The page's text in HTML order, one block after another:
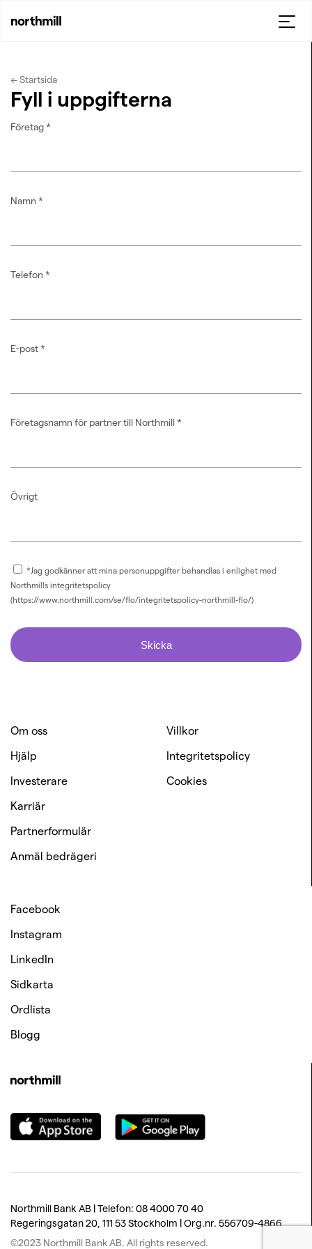
← Startsida
Fyll i uppgifterna
Företag*
Namn *
Telefon *
E-post*
Företagsnamn för partner till Northmill*
Övrigt
*Jag godkänner att mina personuppgifter behandlas i enlighet med
Northmills integritetspolicy
(https://www.northmill.com/se/flo/integritetspolicy-northmill-flo/)
Skicka
Om oss
Hjälp
Investerare
Karriär
Partnerformulär
Anmäl bedrägeri
Villkor
Integritetspolicy
Cookies
Facebook
Instagram
LinkedIn
Sidkarta
Ordlista
Blogg
Northmill Bank AB | Telefon: 08 4000 70 40
Regeringsgatan 20, 111 53 Stockholm ​ |Org.nr. 556709-4866
©2023 Northmill Bank AB. All rights reserved.